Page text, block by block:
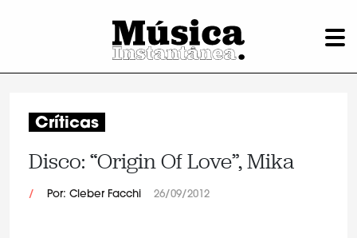
Críticas
Disco: “Origin Of Love”, Mika
/ Por: Cleber Facchi 26/09/2012